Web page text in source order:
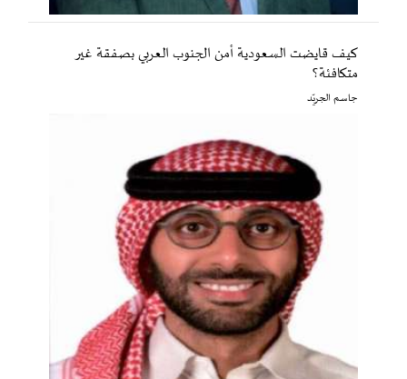
كيف قايضت السعودية أمن الجنوب العربي بصفقة غير
متكافئة؟
جاسم الجريّد